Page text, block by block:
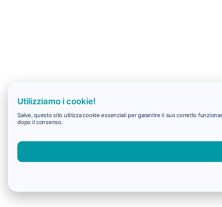
Utilizziamo i cookie!
Salve, questo sito utilizza cookie essenziali per garantire il suo corretto
dopo il consenso.